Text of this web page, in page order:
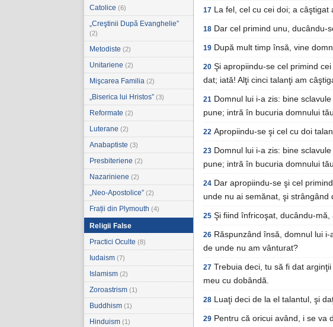
Catolice (6)
„Creştinii După Evanghelie”
(2)
Metodiste (2)
Unitariene (2)
Mişcarea Familia (2)
„Biserica lui Hristos” (3)
Reformate (2)
Luterane (2)
Anabaptiste (3)
Presbiteriene (2)
Nazariniene (2)
„Neo-Apostolice” (2)
Frații din Plymouth (4)
Religii False
Practici Oculte (8)
Iudaism (7)
Islamism (2)
Zoroastrism (1)
Buddhism (1)
Hinduism (1)
17 La fel, cel cu cei doi; a câştigat
18 Dar cel primind unu, ducându-
19 După mult timp însă, vine
20 Şi apropiindu-se cel primind
dat; iată! Alţi cinci talanţi am
21 Domnul lui i-a zis: bine
pune; intră în bucuria domnului
22 Apropiindu-se şi cel cu doi
23 Domnul lui i-a zis: bine
pune; intră în bucuria domnului
24 Dar apropiindu-se şi cel
unde nu ai semănat, şi strângând
25 Şi fiind înfricoşat, ducându-
26 Răspunzând însă, domnul lui
de unde nu am vânturat?
27 Trebuia deci, tu să fi dat
meu cu dobândă.
28 Luaţi deci de la el talantul, şi
29 Pentru că oricui având, i se va